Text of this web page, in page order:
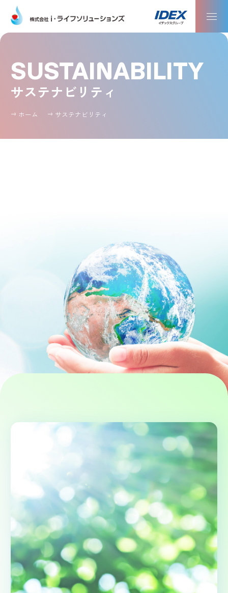
SUSTAINABILITY
サステナビリティ
ホーム サステナビリティ